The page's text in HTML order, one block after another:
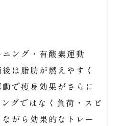
ング・有酸素運動
は脂肪が燃えやすく
で痩身効果がさらに
グではなく負荷・スピ
がら効果的なトレー